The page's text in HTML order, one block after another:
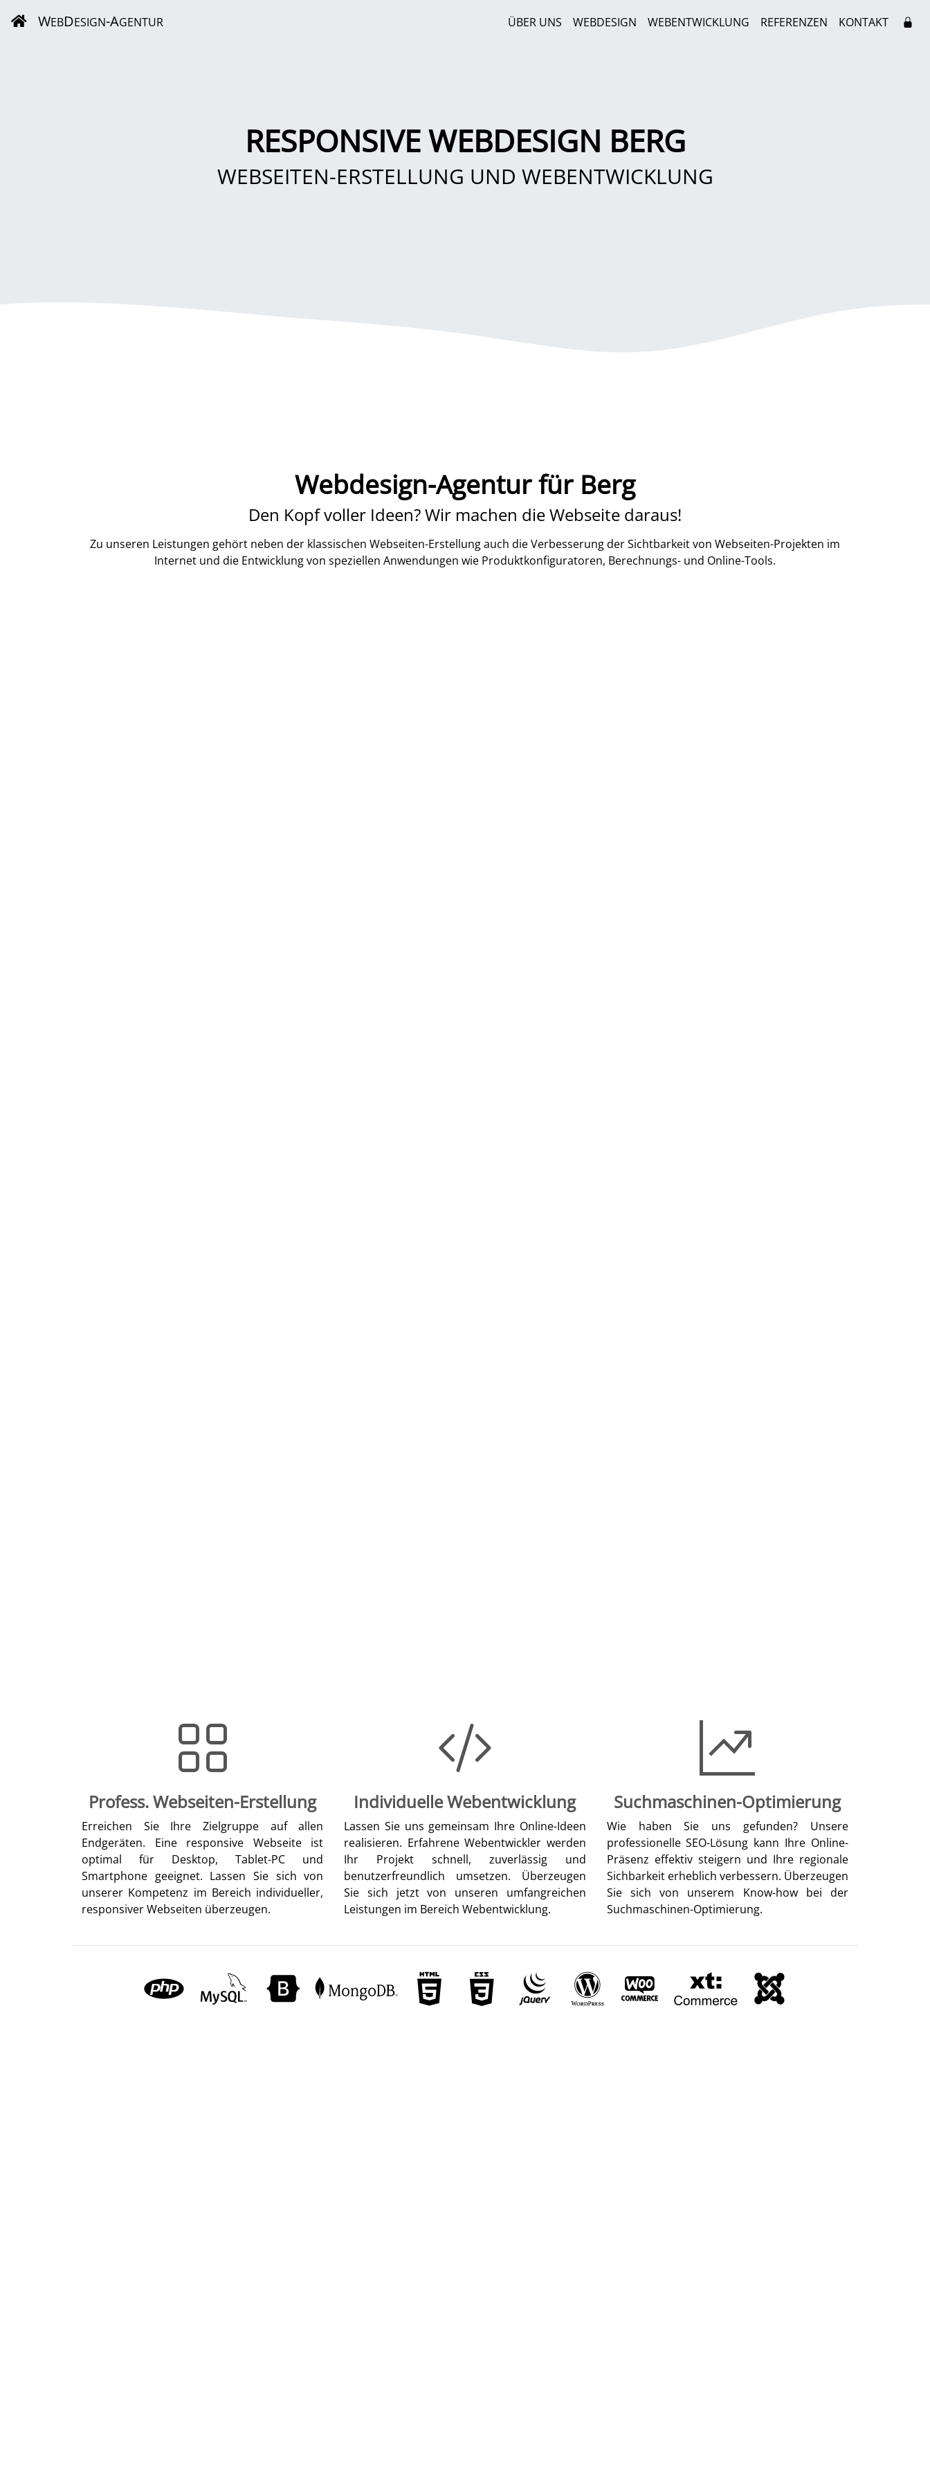
WEBDESIGN-AGENTUR ÜBER UNS WEBDESIGN WEBENTWICKLUNG REFERENZEN KONTAKT
RESPONSIVE WEBDESIGN BERG
WEBSEITEN-ERSTELLUNG UND WEBENTWICKLUNG
Webdesign-Agentur für Berg
Den Kopf voller Ideen? Wir machen die Webseite daraus!
Zu unseren Leistungen gehört neben der klassischen Webseiten-Erstellung auch die Verbesserung der Sichtbarkeit von Webseiten-Projekten im
Internet und die Entwicklung von speziellen Anwendungen wie Produktkonfiguratoren, Berechnungs- und Online-Tools.
Profess. Webseiten-Erstellung
Erreichen Sie Ihre Zielgruppe auf allen
Endgeräten. Eine responsive Webseite ist
optimal für Desktop, Tablet-PC und
Smartphone geeignet. Lassen Sie sich von
unserer Kompetenz im Bereich individueller,
responsiver Webseiten überzeugen.
Individuelle Webentwicklung
Lassen Sie uns gemeinsam Ihre Online-Ideen
realisieren. Erfahrene Webentwickler werden
Ihr Projekt schnell, zuverlässig und
benutzerfreundlich umsetzen. Überzeugen
Sie sich jetzt von unseren umfangreichen
Leistungen im Bereich Webentwicklung.
Suchmaschinen-Optimierung
Wie haben Sie uns gefunden? Unsere
professionelle SEO-Lösung kann Ihre Online-
Präsenz effektiv steigern und Ihre regionale
Sichbarkeit erheblich verbessern. Überzeugen
Sie sich von unserem Know-how bei der
Suchmaschinen-Optimierung.